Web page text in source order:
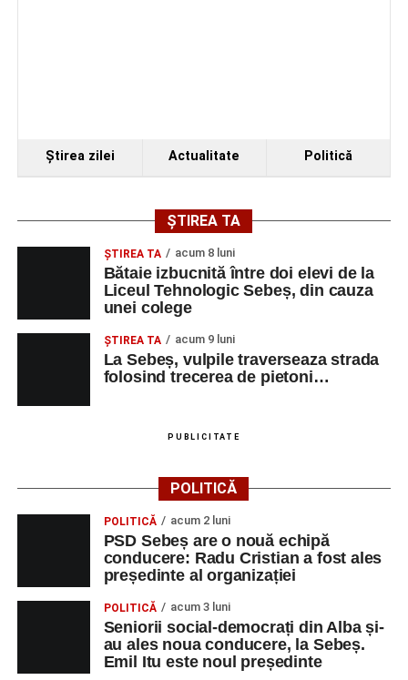
Ştirea zilei Actualitate Politică
ȘTIREA TA
ŞTIREA TA acum 8 luni
Bătaie izbucnită între doi elevi de la
Liceul Tehnologic Sebeș, din cauza
unei colege
ŞTIREA TA acum 9 luni
La Sebeș, vulpile traverseaza strada
folosind trecerea de pietoni…
PUBLICITATE
POLITICĂ
POLITICĂ acum 2 luni
PSD Sebeș are o nouă echipă
conducere: Radu Cristian a fost ales
președinte al organizației
POLITICĂ acum 3 luni
Seniorii social-democrați din Alba și-
au ales noua conducere, la Sebeș.
Emil Itu este noul președinte